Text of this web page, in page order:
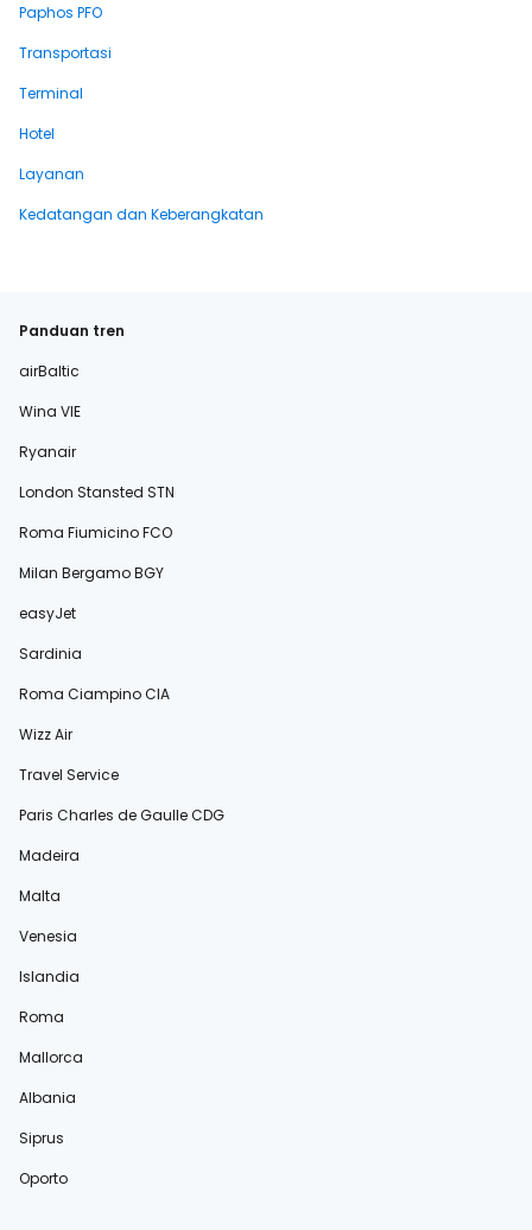
Paphos PFO
Transportasi
Terminal
Hotel
Layanan
Kedatangan dan Keberangkatan
Panduan tren
airBaltic
Wina VIE
Ryanair
London Stansted STN
Roma Fiumicino FCO
Milan Bergamo BGY
easyJet
Sardinia
Roma Ciampino CIA
Wizz Air
Travel Service
Paris Charles de Gaulle CDG
Madeira
Malta
Venesia
Islandia
Roma
Mallorca
Albania
Siprus
Oporto